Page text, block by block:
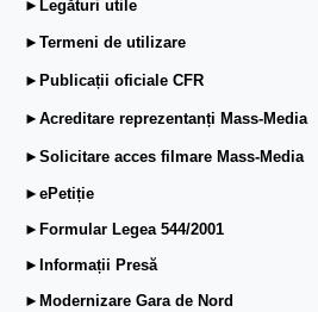
►Legături utile
►Termeni de utilizare
►Publicații oficiale CFR
►Acreditare reprezentanți Mass-Media
►Solicitare acces filmare Mass-Media
►ePetiție
►Formular Legea 544/2001
►Informații Presă
►Modernizare Gara de Nord